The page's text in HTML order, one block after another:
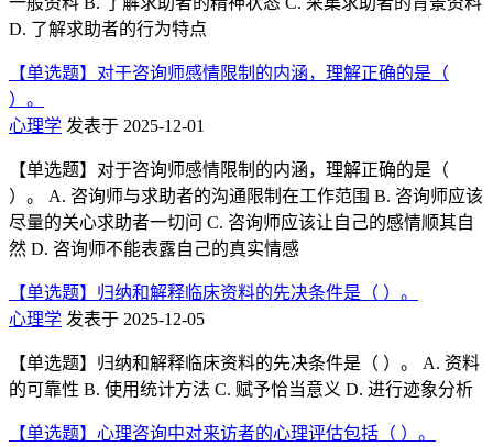
D. 了解求助者的行为特点
【单选题】对于咨询师感情限制的内涵，理解正确的是（
）。
心理学 发表于 2025-12-01
【单选题】对于咨询师感情限制的内涵，理解正确的是（
）。 A. 咨询师与求助者的沟通限制在工作范围 B. 咨询师应该
尽量的关心求助者一切问 C. 咨询师应该让自己的感情顺其自
然 D. 咨询师不能表露自己的真实情感
【单选题】归纳和解释临床资料的先决条件是（ ）。
心理学 发表于 2025-12-05
【单选题】归纳和解释临床资料的先决条件是（ ）。 A. 资料
的可靠性 B. 使用统计方法 C. 赋予恰当意义 D. 进行迹象分析
【单选题】心理咨询中对来访者的心理评估包括（ ）。